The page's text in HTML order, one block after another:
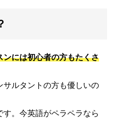
ンには初心者の方もたくさ
ルタントの方も優しいの
。今英語がペラペラなら